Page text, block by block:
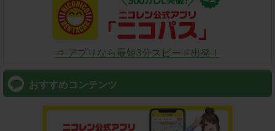
⇒ アプリなら最短3分スピード出発！
おすすめコンテンツ